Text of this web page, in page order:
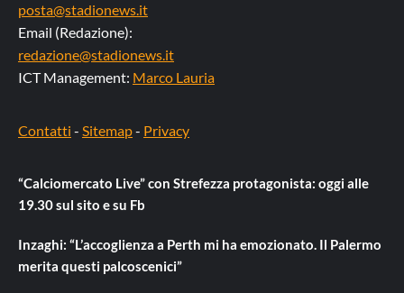
posta@stadionews.it
Email (Redazione):
redazione@stadionews.it
ICT Management: Marco Lauria
Contatti - Sitemap- Privacy
“Calciomercato Live” con Strefezza protagonista: oggi alle
19.30 sul sito e su Fb
Inzaghi: “L’accoglienza a Perth mi ha emozionato. Il Palermo
merita questi palcoscenici”